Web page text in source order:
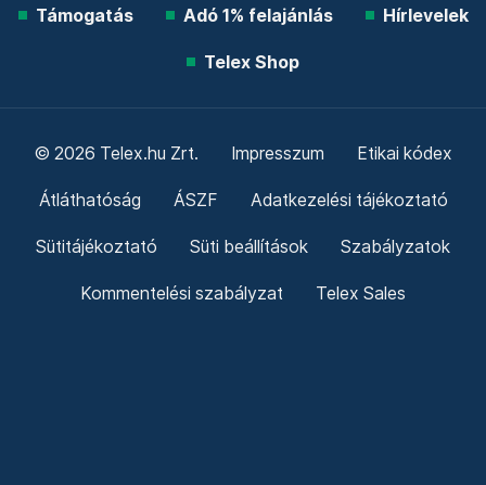
Támogatás Adó 1% felajánlás Hírlevelek
Telex Shop
© 2026 Telex.hu Zrt. Impresszum Etikai kódex
Átláthatóság ÁSZF Adatkezelési tájékoztató
Sütitájékoztató Süti beállítások Szabályzatok
Kommentelési szabályzat Telex Sales